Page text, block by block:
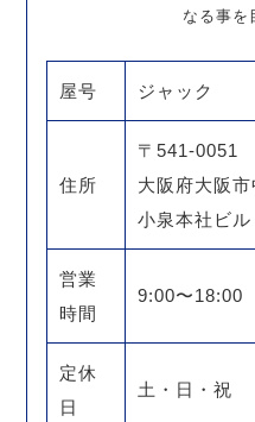
なる事を
屋号 ジャック
住所
〒541-0051
大阪府大阪
小泉本社ビル
営業
時間
9:00〜18:00
定休
日
土・日・祝